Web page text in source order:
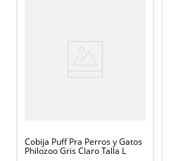
Cobija Puff Pra Perros y Gatos
Philozoo Gris Claro Talla L